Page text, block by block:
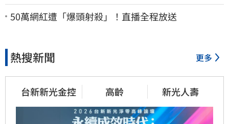
法院討公道結果出爐
50萬網紅遭「爆頭射殺」！直播全程放送
熱搜新聞 更多
台新新光金控 高齡 新光人壽